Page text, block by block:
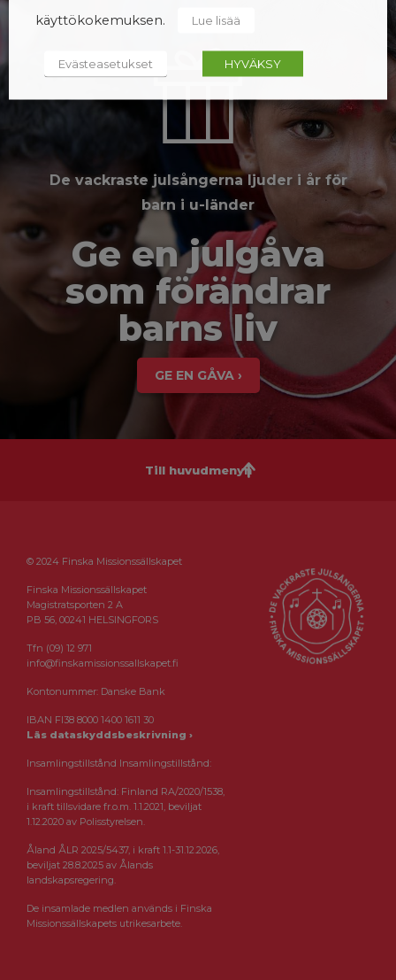
De vackraste julsångerna ljuder i år för
barn i u-länder
Ge en julgåva
som förändrar
barns liv
GE EN GÅVA ›
Till huvudmenyn
© 2024 Finska Missionssällskapet
Finska Missionssällskapet
Magistratsporten 2 A
PB 56, 00241 HELSINGFORS
Tfn (09) 12 971
info@finskamissionssallskapet.fi
Kontonummer: Danske Bank
IBAN FI38 8000 1400 1611 30
Läs dataskyddsbeskrivning ›
Insamlingstillstånd Insamlingstillstånd:
Insamlingstillstånd: Finland RA/2020/1538,
i kraft tillsvidare fr.o.m. 1.1.2021, beviljat
1.12.2020 av Polisstyrelsen.
Åland ÅLR 2025/5437, i kraft 1.1-31.12.2026,
beviljat 28.8.2025 av Ålands
landskapsregering.
De insamlade medlen används i Finska
Missionssällskapets utrikesarbete.
käyttökokemuksen.
Lue lisää
Evästeasetukset HYVÄKSY